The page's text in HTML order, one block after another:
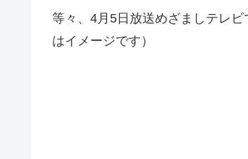
等々、4月5日放送めざましテレ
はイメージです）